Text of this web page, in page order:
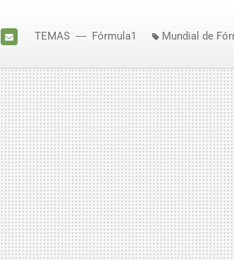
MAIL
TEMAS Fórmula1 Mundial de